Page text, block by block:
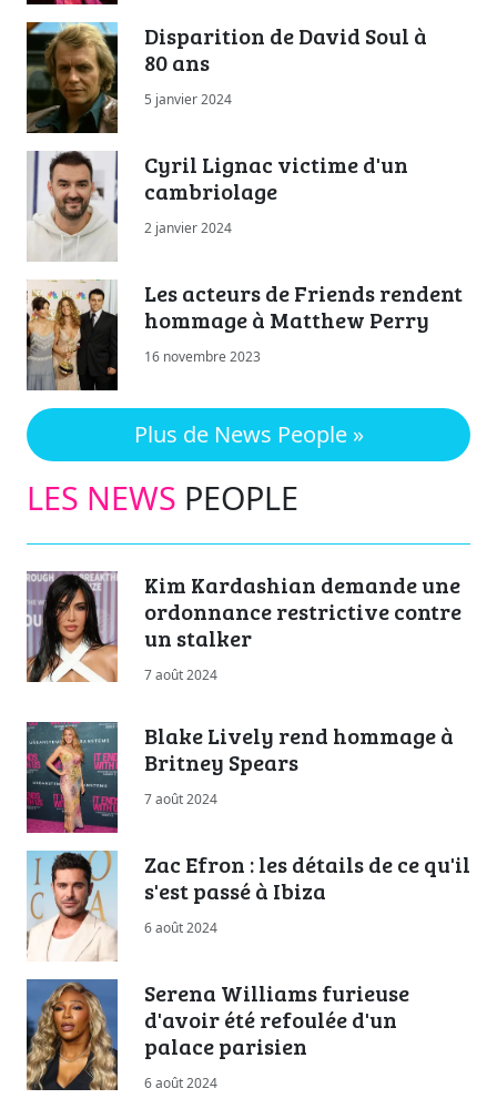
Disparition de David Soul à
80 ans
5 janvier 2024
Cyril Lignac victime d'un
cambriolage
2 janvier 2024
Les acteurs de Friends rendent
hommage à Matthew Perry
16 novembre 2023
Plus de News People »
LES NEWS PEOPLE
Kim Kardashian demande une
ordonnance restrictive contre
un stalker
7 août 2024
Blake Lively rend hommage à
Britney Spears
7 août 2024
Zac Efron : les détails de ce qu'il
s'est passé à Ibiza
6 août 2024
Serena Williams furieuse
d'avoir été refoulée d'un
palace parisien
6 août 2024